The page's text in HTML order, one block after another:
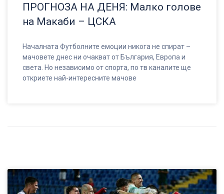
ПРОГНОЗА НА ДЕНЯ: Малко голове
на Макаби – ЦСКА
Началната Футболните емоции никога не спират –
мачовете днес ни очакват от България, Европа и
света. Но независимо от спорта, по тв каналите ще
откриете най-интересните мачове